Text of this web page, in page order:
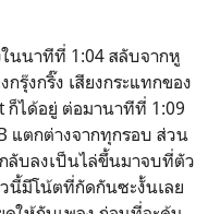
ในนาทีที่ 1:04 สลับจากหู
รุ๊งกริ๊ง เสียงกระแทกของ
ก็ได้อยู่ ต่อมานาทีที่ 1:09
แตกต่างจากทุกรอบ ส่วน
ลับลงเป็นไล่ขึ้นมาจบที่ตัว
นี้มีโน้ตที่กัดกันซะงั้นเลย